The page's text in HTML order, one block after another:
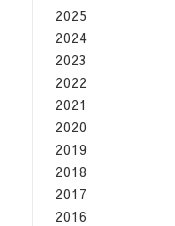
2025
2024
2023
2022
2021
2020
2019
2018
2017
2016